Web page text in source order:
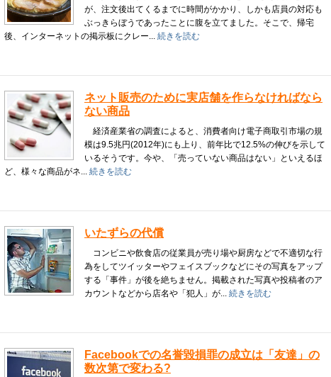
が、注文後出てくるまでに時間がかかり、しかも店員の対応も
ぶっきらぼうであったことに腹を立てました。そこで、帰宅
後、インターネットの掲示板にクレー... 続きを読む
ネット販売のために実店舗を作らなければなら
ない商品
経済産業省の調査によると、消費者向け電子商取引市場の規
模は9.5兆円(2012年)にも上り、前年比で12.5%の伸びを示して
いるそうです。今や、「売っていない商品はない」といえるほ
ど、様々な商品がネ... 続きを読む
いたずらの代償
コンビニや飲食店の従業員が売り場や厨房などで不適切な行
為をしてツイッターやフェイスブックなどにその写真をアップ
する「事件」が後を絶ちません。掲載された写真や投稿者のア
カウントなどから店名や「犯人」が... 続きを読む
Facebookでの名誉毀損罪の成立は「友達」の
数次第で変わる?